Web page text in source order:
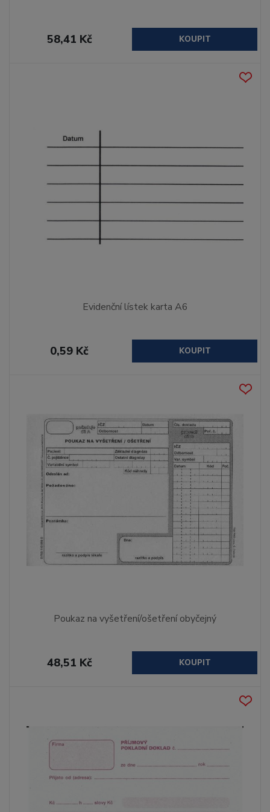
58,41 Kč KOUPIT
Evidenční lístek karta A6
0,59 Kč KOUPIT
Poukaz na vyšetření/ošetření obyčejný
48,51 Kč KOUPIT